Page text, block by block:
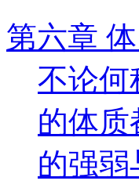
第六章
不论何
的体
的强